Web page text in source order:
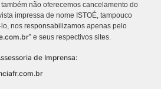
não oferecemos cancelamento do
impressa de nome ISTOÉ, tampouco
nos responsabilizamos apenas pelo
” e seus respectivos sites.
de Imprensa: